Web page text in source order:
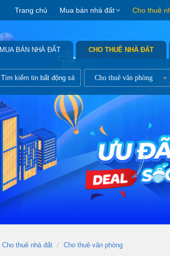
Trang chủ Mua bán nhà đất Cho thuê
MUA BÁN NHÀ ĐẤT CHO THUÊ NHÀ ĐẤT
Cho thuê văn phòng
Cho thuê nhà đất Cho thuê văn phòng